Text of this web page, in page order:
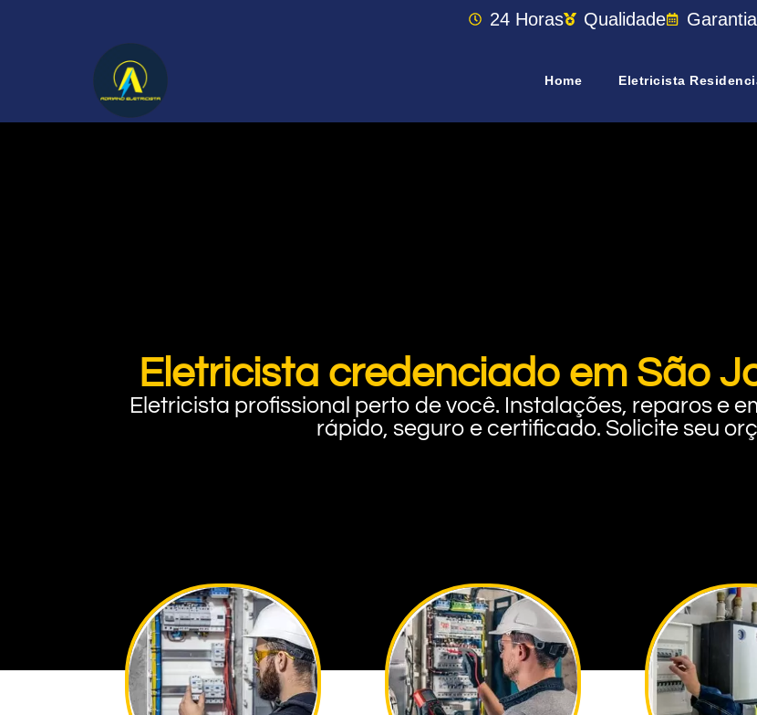
24 Horas Qualidade Garantia
Home Eletricista
Eletricista credenciado em São
Eletricista profissional perto de você. Instalações, reparos e
rápido, seguro e certificado. Solicite seu